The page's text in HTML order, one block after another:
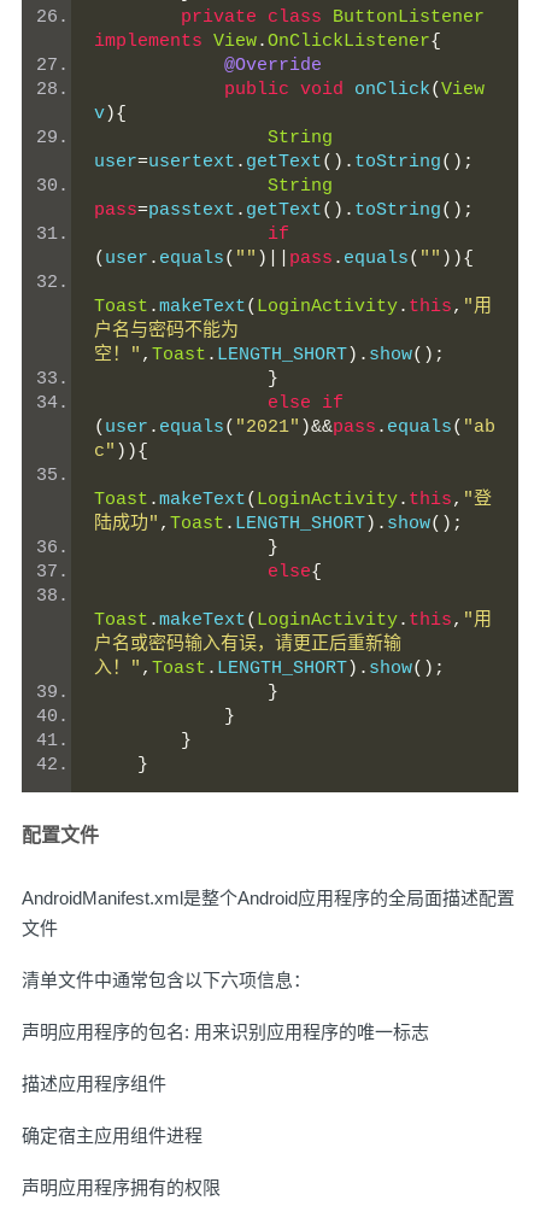
private
class
ButtonListener
implements View.OnClickListener{
@Override
public void onClick(View
v){
String
user=usertext . getText(). toString();
String
pass=passtext . getText(). toString();
if
( user . equals( "" )|| pass . equals( "" )){
Toast .makeText( LoginActivity. this, "用
户名与密码不能为
空！" , Toast . LENGTH_SHORT). show();
}
else
if
( user . equals( "2021" )&&pass . equals( "ab
c" )){
Toast .makeText( LoginActivity. this, "登
陆成功" , Toast . LENGTH_SHORT). show();
}
else{
Toast .makeText( LoginActivity. this, "用
户名或密码输入有误，请更正后重新输
入！" , Toast . LENGTH_SHORT). show();
}
}
}
}
配置文件
AndroidManifest.xml是整个Android应用程序的全局面描述配置
文件
清单文件中通常包含以下六项信息：
声明应用程序的包名: 用来识别应用程序的唯一标志
描述应用程序组件
确定宿主应用组件进程
声明应用程序拥有的权限